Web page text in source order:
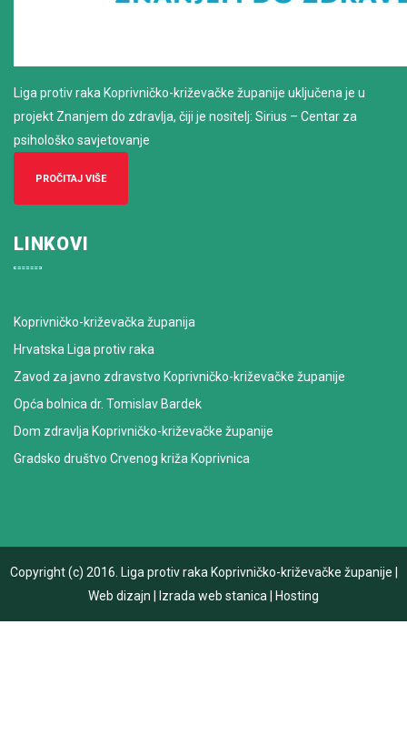
Liga protiv raka Koprivničko-križevačke županije uključena je u
projekt Znanjem do zdravlja, čiji je nositelj: Sirius – Centar za
psihološko savjetovanje
PROČITAJ VIŠE
LINKOVI
Koprivničko-križevačka županija
Hrvatska Liga protiv raka
Zavod za javno zdravstvo Koprivničko-križevačke županije
Opća bolnica dr. Tomislav Bardek
Dom zdravlja Koprivničko-križevačke županije
Gradsko društvo Crvenog križa Koprivnica
Copyright (c) 2016. Liga protiv raka Koprivničko-križevačke županije
Web dizajn
Izrada web stanica Hosting